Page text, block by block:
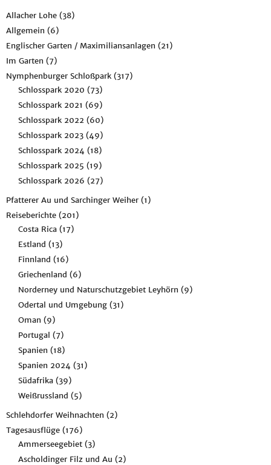
Allacher Lohe (38)
Allgemein (6)
Englischer Garten / Maximiliansanlagen (21)
Im Garten (7)
Nymphenburger Schloßpark (317)
Schlosspark 2020 (73)
Schlosspark 2021 (69)
Schlosspark 2022 (60)
Schlosspark 2023 (49)
Schlosspark 2024 (18)
Schlosspark 2025 (19)
Schlosspark 2026 (27)
Pfatterer Au und Sarchinger Weiher (1)
Reiseberichte (201)
Costa Rica (17)
Estland (13)
Finnland (16)
Griechenland (6)
Norderney und Naturschutzgebiet Leyhörn (9)
Odertal und Umgebung (31)
Oman (9)
Portugal (7)
Spanien (18)
Spanien 2024 (31)
Südafrika (39)
Weißrussland (5)
Schlehdorfer Weihnachten (2)
Tagesausflüge (176)
Ammerseegebiet (3)
Ascholdinger Filz und Au (2)